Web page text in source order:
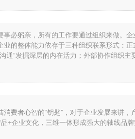
必躬亲，所有的工作要通过组织来做。
的整体能力依存于三种组织联系形式：
通”发掘深层的内在活力；外部协作组织主
费者心智的“钥匙”，对于企业发展来讲，
+企业文化，三维一体形成强大的轴线品